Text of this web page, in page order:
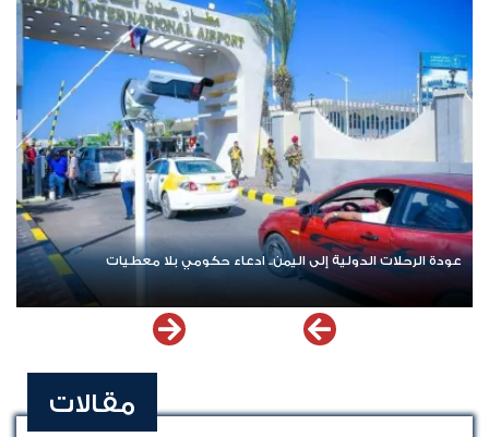
عودة الرحلات الدولية إلى اليمن.. ادعاء حكومي بلا معطيات
مقالات